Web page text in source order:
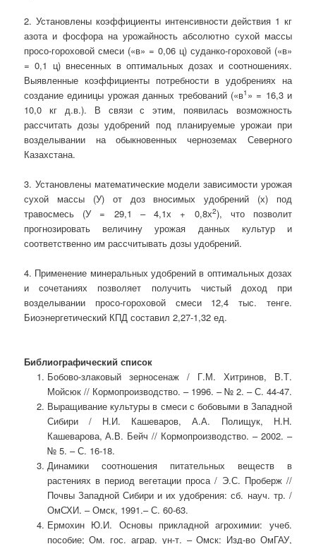
2. Установлены коэффициенты интенсивности действия 1 кг
азота и фосфора на урожайность абсолютно сухой массы
просо-гороховой смеси («в» = 0,06 ц) суданко-гороховой («в»
= 0,1 ц) внесенных в оптимальных дозах и соотношениях.
Выявленные коэффициенты потребности в удобрениях на
создание единицы урожая данных требований («в1 » = 16,3 и
10,0 кг д.в.). В связи с этим, появилась возможность
рассчитать дозы удобрений под планируемые урожаи при
возделывании на обыкновенных черноземах Северного
Казахстана.
3. Установлены математические модели зависимости урожая
сухой массы (У) от доз вносимых удобрений (х) под
травосмесь (У = 29,1 – 4,1х + 0,8х2), что позволит
прогнозировать величину урожая данных культур и
соответственно им рассчитывать дозы удобрений.
4. Применение минеральных удобрений в оптимальных дозах
и сочетаниях позволяет получить чистый доход при
возделывании просо-гороховой смеси 12,4 тыс. тенге.
Биоэнергетический КПД составил 2,27-1,32 ед.
Библиографический список
Бобово-злаковый зерносенаж / Г.М. Хитринов, В.Т.
Мойсюк // Кормопроизводство. – 1996. – № 2. – С. 44-47.
Выращивание культуры в смеси с бобовыми в Западной
Сибири / Н.И. Кашеваров, А.А. Полищук, Н.Н.
Кашеварова, А.В. Бейч // Кормопроизводство. – 2002. –
№ 5. – С. 16-18.
Динамики соотношения питательных веществ в
растениях в период вегетации проса / Э.С. Проберж //
Почвы Западной Сибири и их удобрения: сб. науч. тр. /
ОмСХИ. – Омск, 1991.– С. 60-63.
Ермохин Ю.И. Основы прикладной агрохимии: учеб.
пособие; Ом. гос. аграр. ун-т. – Омск: Изд-во ОмГАУ,